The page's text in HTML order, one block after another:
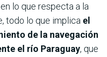
en lo que respecta a la
todo lo que implica el
de la navegación
el río Paraguay, que